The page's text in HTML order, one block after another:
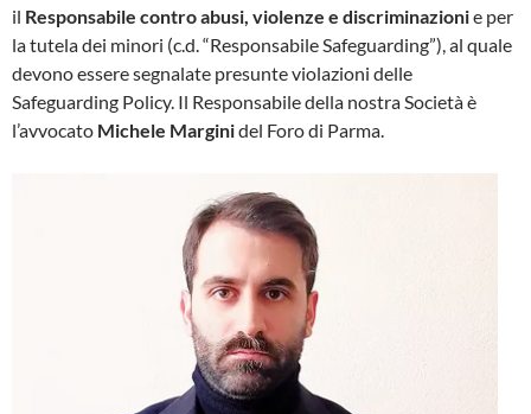
il Responsabile contro abusi, violenze e discriminazionie per
la tutela dei minori (c.d. “Responsabile Safeguarding”), al quale
devono essere segnalate presunte violazioni delle
Safeguarding Policy. Il Responsabile della nostra Società è
l’avvocato Michele Marginidel Foro di Parma.